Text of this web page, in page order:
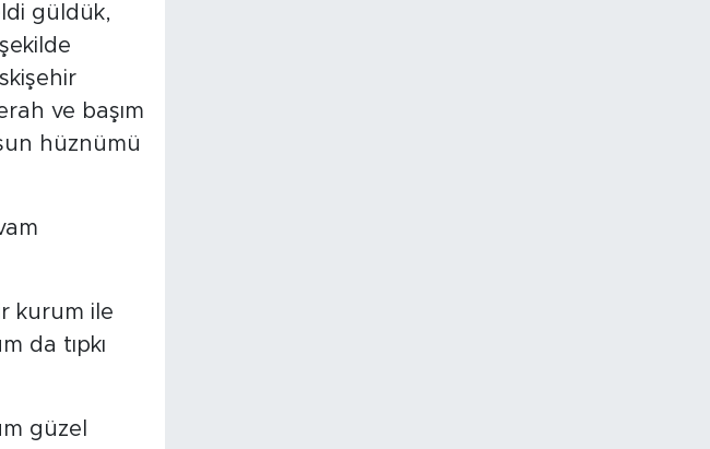
güldük,
ve başım
hüznümü
kurum ile
da tıpkı
güzel